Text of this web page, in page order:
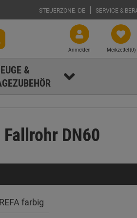
STEUERZONE: DE SERVICE &
Merkzettel (0)
Anmelden
&
DN60
farbig